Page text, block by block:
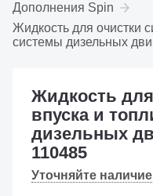
Дополнения Spin
Жидкость для очистки
системы дизельных
Жидкость
впуска и
дизельных
110485
Уточняйте наличие